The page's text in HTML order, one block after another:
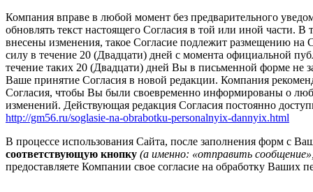
Компания вправе в любой момент без предварительного
обновлять текст настоящего Согласия в той или иной части. В
внесены изменения, такое Согласие подлежит размещению на
силу в течение 20 (Двадцати) дней с момента официальной
течение таких 20 (Двадцати) дней Вы в письменной форме не
Ваше принятие Согласия в новой редакции. Компания
Согласия, чтобы Вы были своевременно информированы о
изменений. Действующая редакция Согласия постоянно
http://gm56.ru/soglasie-na-obrabotku-personalnyix-dannyix.html
В процессе использования Сайта, после заполнения форм с
соответствующую кнопку (а именно: «отправить
предоставляете Компании свое согласие на обработку Ваших